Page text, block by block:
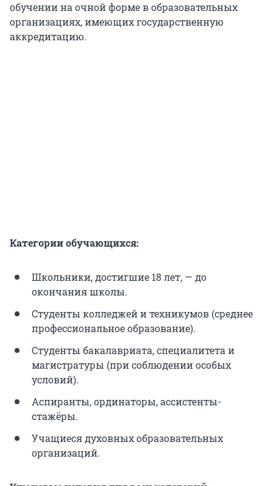
обучении на очной форме в образовательных
организациях, имеющих государственную
аккредитацию.
Категории обучающихся:
Школьники, достигшие 18 лет, — до
окончания школы.
Студенты колледжей и техникумов (среднее
профессиональное образование).
Студенты бакалавриата, специалитета и
магистратуры (при соблюдении особых
условий).
Аспиранты, ординаторы, ассистенты-
стажёры.
Учащиеся духовных образовательных
организаций.